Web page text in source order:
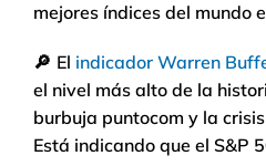
mejores índices del mundo
🔎 El indicador Warren
el nivel más alto de la
burbuja puntocom y la
Está indicando que el S&P